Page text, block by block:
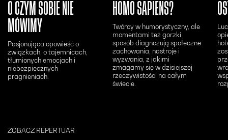
O CZYM SOBIE NIE
MÓWIMY
Pasjonująca opowieść o
związkach, o tajemnicach,
tłumionych emocjach i
niebezpiecznych
pragnieniach.
HOMO SAPIENS?
Twórcy w humorystyczny, ale
momentami też gorzki
sposób diagnozują społeczne
zachowania, nastroje i
wyzwania, z jakimi
zmagamy się w dzisiejszej
rzeczywistości na całym
świecie.
ZOBACZ REPERTUAR